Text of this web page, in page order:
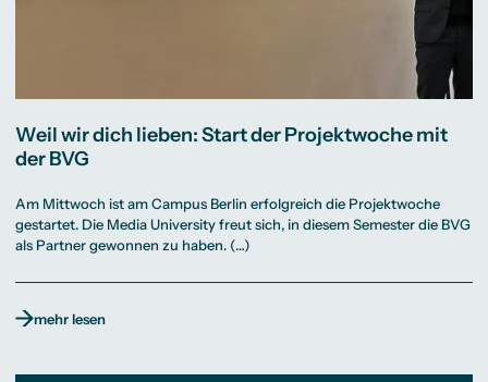
Weil wir dich lieben: Start der Projektwoche mit
der BVG
Am Mittwoch ist am Campus Berlin erfolgreich die Projektwoche
gestartet. Die Media University freut sich, in diesem Semester die BVG
als Partner gewonnen zu haben. (…)
mehr lesen